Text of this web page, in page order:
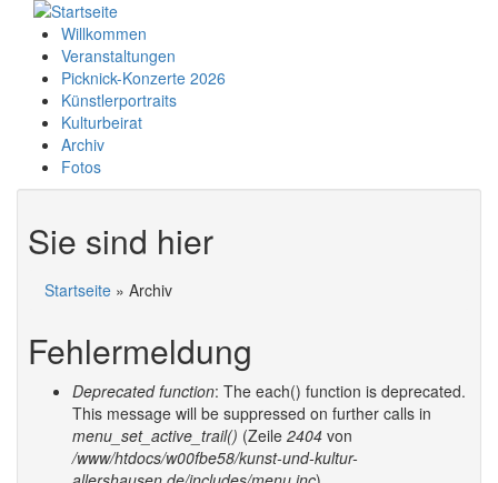
Willkommen
Veranstaltungen
Picknick-Konzerte 2026
Künstlerportraits
Kulturbeirat
Archiv
Fotos
Sie sind hier
Startseite » Archiv
Fehlermeldung
Deprecated function: The each() function is deprecated.
This message will be suppressed on further calls in
menu_set_active_trail() (Zeile 2404 von
/www/htdocs/w00fbe58/kunst-und-kultur-